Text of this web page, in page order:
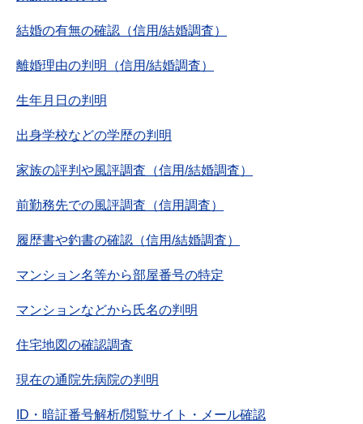
結婚の有無の確認（信用/結婚調査）
離婚理由の判明（信用/結婚調査）
生年月日の判明
出身学校などの学歴の判明
家族の評判や風評調査（信用/結婚調査）
前勤務先での風評調査（信用調査）
履歴書や釣書の確認（信用/結婚調査）
マンション名等から部屋番号の特定
マンションなどから氏名の判明
住宅地図の確認調査
現在の通院先病院の判明
ID・暗証番号解析/閲覧サイト・メール確認